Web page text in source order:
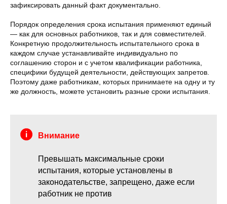
зафиксировать данный факт документально.
Порядок определения срока испытания применяют единый
— как для основных работников, так и для совместителей.
Конкретную продолжительность испытательного срока в
каждом случае устанавливайте индивидуально по
соглашению сторон и с учетом квалификации работника,
специфики будущей деятельности, действующих запретов.
Поэтому даже работникам, которых принимаете на одну и ту
же должность, можете установить разные сроки испытания.
Внимание
Превышать максимальные сроки
испытания, которые установлены в
законодательстве, запрещено, даже если
работник не против